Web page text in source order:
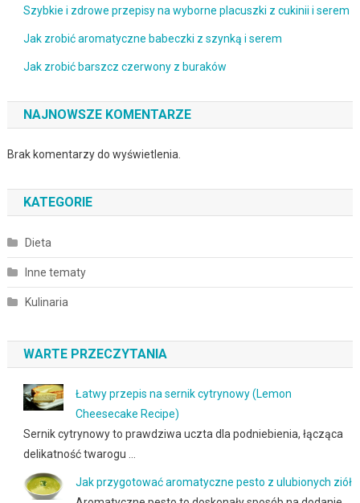
Szybkie i zdrowe przepisy na wyborne placuszki z cukinii i serem
Jak zrobić aromatyczne babeczki z szynką i serem
Jak zrobić barszcz czerwony z buraków
NAJNOWSZE KOMENTARZE
Brak komentarzy do wyświetlenia.
KATEGORIE
Dieta
Inne tematy
Kulinaria
WARTE PRZECZYTANIA
Łatwy przepis na sernik cytrynowy (Lemon
Cheesecake Recipe)
Sernik cytrynowy to prawdziwa uczta dla podniebienia, łącząca
delikatność twarogu …
Jak przygotować aromatyczne pesto z ulubionych ziół